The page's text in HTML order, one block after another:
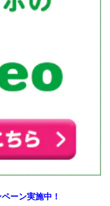
ーン実施中！